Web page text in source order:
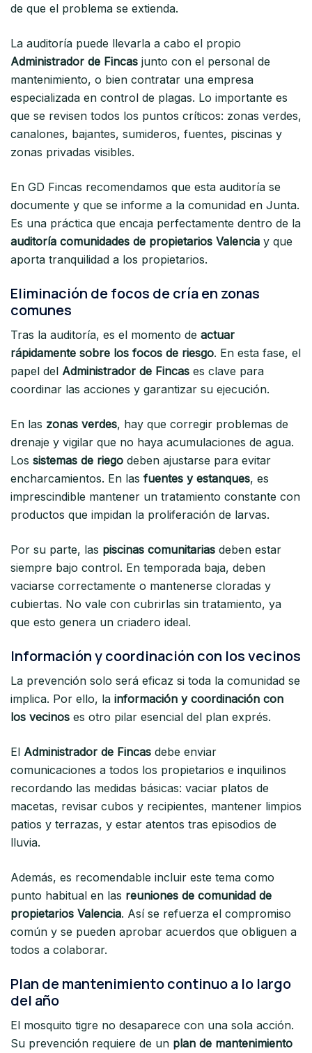
de que el problema se extienda.
La auditoría puede llevarla a cabo el propio
Administrador de Fincas junto con el personal de
mantenimiento, o bien contratar una empresa
especializada en control de plagas. Lo importante es
que se revisen todos los puntos críticos: zonas verdes,
canalones, bajantes, sumideros, fuentes, piscinas y
zonas privadas visibles.
En GD Fincas recomendamos que esta auditoría se
documente y que se informe a la comunidad en Junta.
Es una práctica que encaja perfectamente dentro de la
auditoría comunidades de propietarios Valencia y que
aporta tranquilidad a los propietarios.
Eliminación de focos de cría en zonas
comunes
Tras la auditoría, es el momento de actuar
rápidamente sobre los focos de riesgo. En esta fase, el
papel del Administrador de Fincas es clave para
coordinar las acciones y garantizar su ejecución.
En las zonas verdes, hay que corregir problemas de
drenaje y vigilar que no haya acumulaciones de agua.
Los sistemas de riego deben ajustarse para evitar
encharcamientos. En las fuentes y estanques, es
imprescindible mantener un tratamiento constante con
productos que impidan la proliferación de larvas.
Por su parte, las piscinas comunitarias deben estar
siempre bajo control. En temporada baja, deben
vaciarse correctamente o mantenerse cloradas y
cubiertas. No vale con cubrirlas sin tratamiento, ya
que esto genera un criadero ideal.
Información y coordinación con los vecinos
La prevención solo será eficaz si toda la comunidad se
implica. Por ello, la información y coordinación con
los vecinos es otro pilar esencial del plan exprés.
El Administrador de Fincas debe enviar
comunicaciones a todos los propietarios e inquilinos
recordando las medidas básicas: vaciar platos de
macetas, revisar cubos y recipientes, mantener limpios
patios y terrazas, y estar atentos tras episodios de
lluvia.
Además, es recomendable incluir este tema como
punto habitual en las reuniones de comunidad de
propietarios Valencia. Así se refuerza el compromiso
común y se pueden aprobar acuerdos que obliguen a
todos a colaborar.
Plan de mantenimiento continuo a lo largo
del año
El mosquito tigre no desaparece con una sola acción.
Su prevención requiere de un plan de mantenimiento